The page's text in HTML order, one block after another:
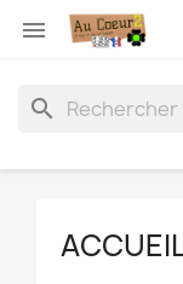

search